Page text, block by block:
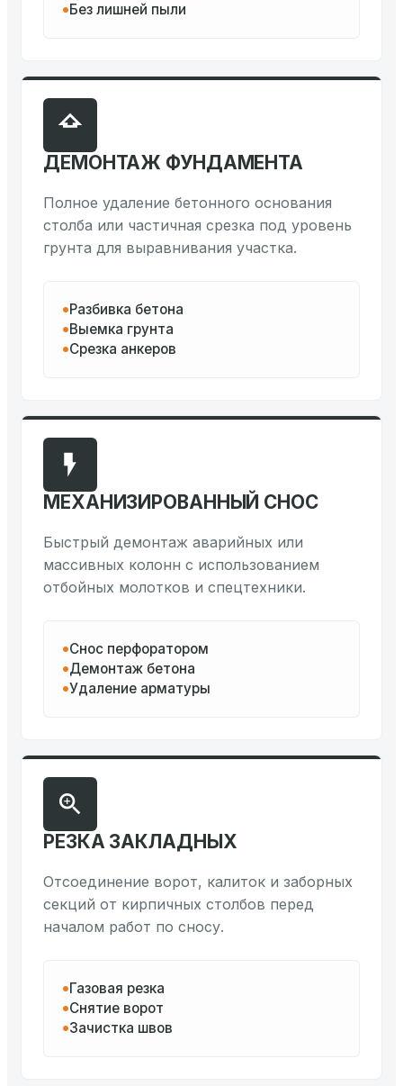
Без лишней пыли
ДЕМОНТАЖ ФУНДАМЕНТА
Полное удаление бетонного основания
столба или частичная срезка под уровень
грунта для выравнивания участка.
Разбивка бетона
Выемка грунта
Срезка анкеров
МЕХАНИЗИРОВАННЫЙ СНОС
Быстрый демонтаж аварийных или
массивных колонн с использованием
отбойных молотков и спецтехники.
Снос перфоратором
Демонтаж бетона
Удаление арматуры
РЕЗКА ЗАКЛАДНЫХ
Отсоединение ворот, калиток и заборных
секций от кирпичных столбов перед
началом работ по сносу.
Газовая резка
Снятие ворот
Зачистка швов